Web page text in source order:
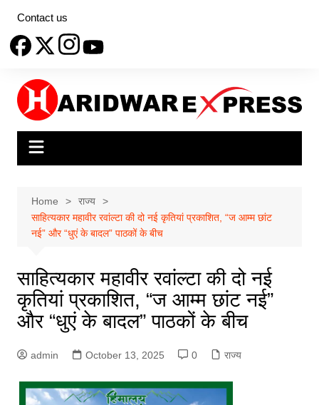
content
Contact us
Home
राज्य
साहित्यकार महावीर रवांल्टा की दो नई कृतियां प्रकाशित, “ज आम्म छांट
नई” और “धुएं के बादल” पाठकों के बीच
साहित्यकार महावीर रवांल्टा की दो नई
कृतियां प्रकाशित, “ज आम्म छांट नई”
और “धुएं के बादल” पाठकों के बीच
admin October 13, 2025 0 राज्य